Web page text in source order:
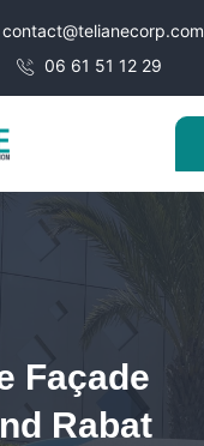
contact@telianecorp.com
06 61 51 12 29
Façade
Rabat